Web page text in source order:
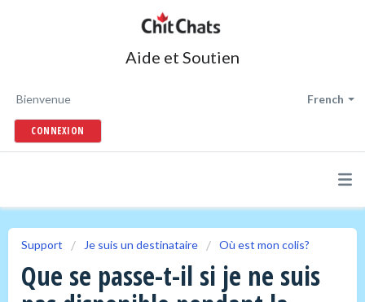
Aide et Soutien
French
Bienvenue
CONNEXION
Support Je suis un destinataire Où est mon colis?
Que se passe-t-il si je ne suis